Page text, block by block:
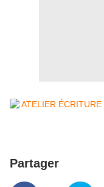
Partager